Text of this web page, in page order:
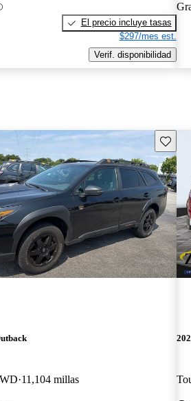
El precio incluye tasas
$297/mes est.
Verif. disponibilidad
Guarda
11,104 millas